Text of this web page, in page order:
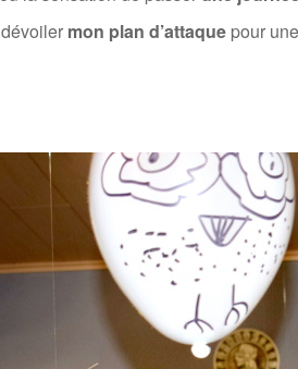
mon plan d’attaquepour